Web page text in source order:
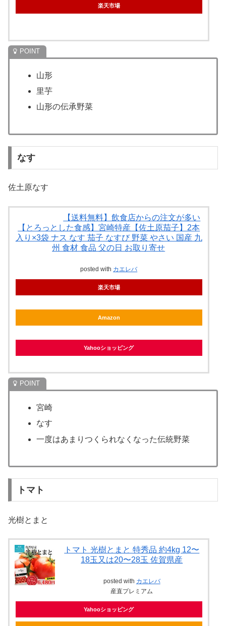
楽天市場
山形
里芋
山形の伝承野菜
なす
佐土原なす
【送料無料】飲食店からの注文が多い
【とろっとした食感】宮崎特産【佐土原茄子】2本
入り×3袋 ナス なす 茄子 なすび 野菜 やさい 国産 九
州 食材 食品 父の日 お取り寄せ
posted with カエレバ
楽天市場
Amazon
Yahooショッピング
宮崎
なす
一度はあまりつくられなくなった伝統野菜
トマト
光樹とまと
トマト 光樹とまと 特秀品 約4kg 12〜
18玉又は20〜28玉 佐賀県産
posted with カエレバ
産直プレミアム
Yahooショッピング